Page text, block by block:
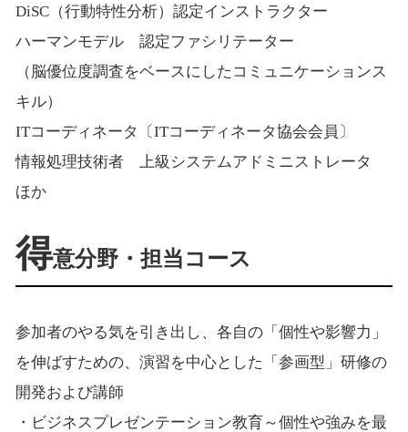
DiSC（行動特性分析）認定インストラクター
ハーマンモデル 認定ファシリテーター
（脳優位度調査をベースにしたコミュニケーションス
キル）
ITコーディネータ〔ITコーディネータ協会会員〕
情報処理技術者 上級システムアドミニストレータ
ほか
得意分野・担当コース
参加者のやる気を引き出し、各自の「個性や影響力」
を伸ばすための、演習を中心とした「参画型」研修の
開発および講師
・ビジネスプレゼンテーション教育～個性や強みを最